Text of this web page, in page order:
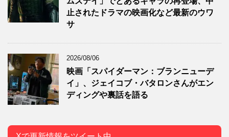
止されたドラマの映画化など最新のウワ
サ
2026/08/06
映画「スパイダーマン：ブランニューデ
イ」、ジェイコブ・バタロンさんがエン
ディングや裏話を語る